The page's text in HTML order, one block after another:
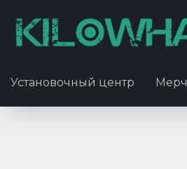
Установочный центр Мерч